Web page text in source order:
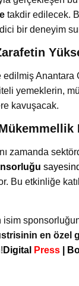
takdir edilecek.
bir deneyim
yemeklerin,
kavuşacak.
Bu etkinliğe
isim
en özel
Digital Press